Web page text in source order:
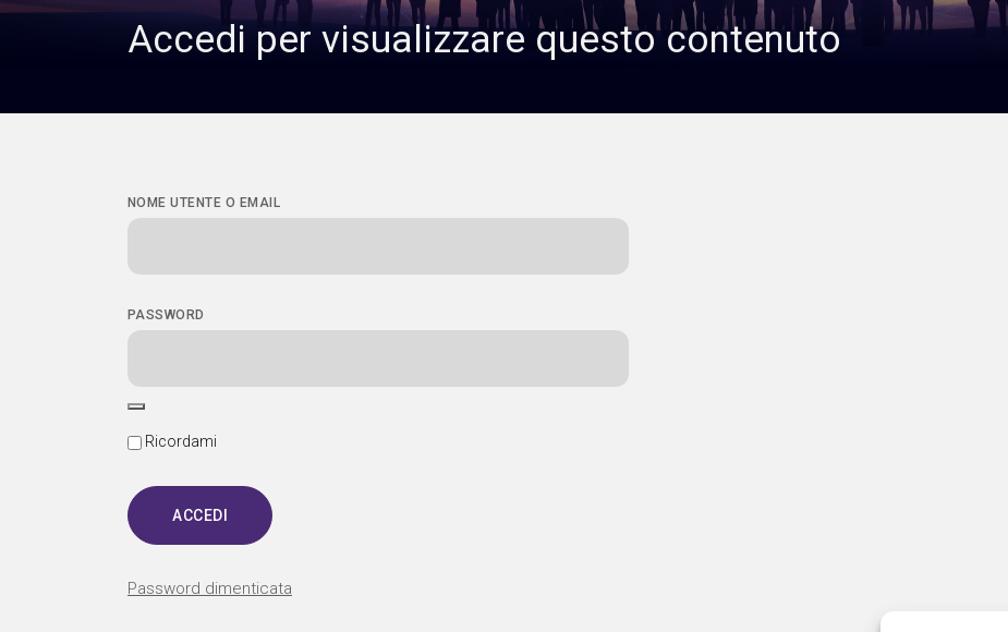
Accedi per visualizzare questo contenuto
NOME UTENTE O EMAIL
PASSWORD
Ricordami
Password dimenticata